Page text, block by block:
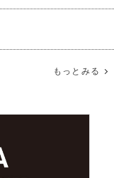
もっとみる